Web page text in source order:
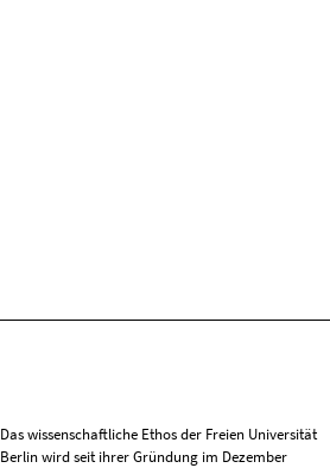
Das wissenschaftliche Ethos der Freien Universität
Berlin wird seit ihrer Gründung im Dezember